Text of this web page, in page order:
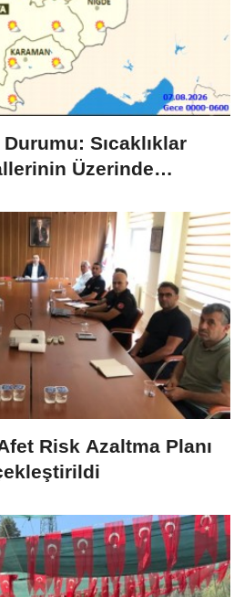
Sıcaklıklar
Üzerinde
Risk Azaltma Planı